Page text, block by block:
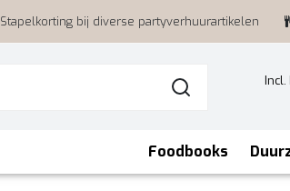
Stapelkorting bij diverse partyverhuurartikelen
Incl.
Foodbooks